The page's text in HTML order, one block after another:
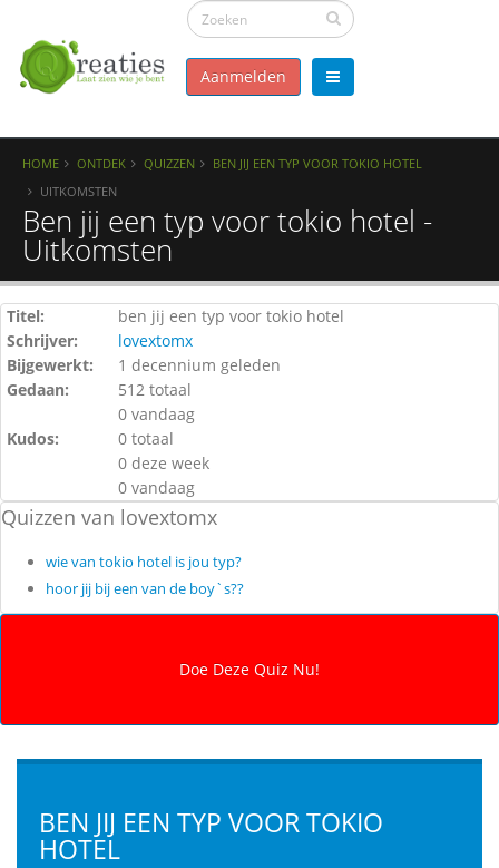
Aanmelden
HOME ONTDEK QUIZZEN
BEN JIJ EEN TYP VOOR TOKIO HOTEL
UITKOMSTEN
Ben jij een typ voor tokio hotel -
Uitkomsten
Titel:
ben jij een typ voor tokio hotel
Schrijver:
lovextomx
Bijgewerkt:
1 decennium geleden
Gedaan:
512 totaal
0 vandaag
Kudos:
0 totaal
0 deze week
0 vandaag
Quizzen van lovextomx
wie van tokio hotel is jou typ?
hoor jij bij een van de boy`s??
BEN JIJ EEN TYP VOOR TOKIO
HOTEL